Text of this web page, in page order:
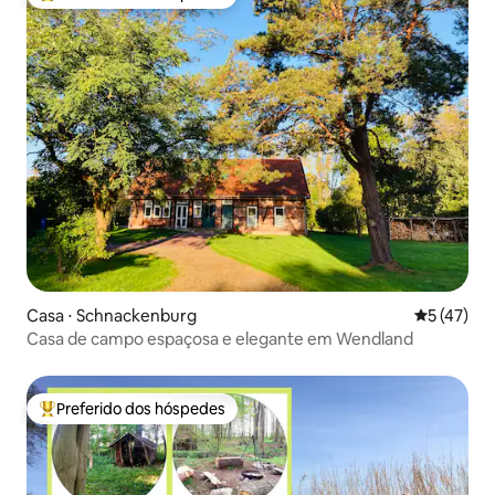
Casa ⋅ Schnackenburg 5 de uma
5 (47)
Casa de campo espaçosa e elegante em Wendland
Entre os melhores preferidos dos hóspedes
Preferido dos hóspedes